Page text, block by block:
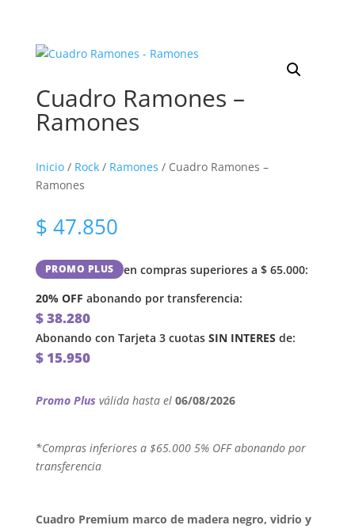
Cuadro Ramones –
Ramones
Inicio/ Rock/ Ramones / Cuadro Ramones –
Ramones
$ 47.850
PROMO PLUS en compras superiores a $65.000:
20% OFF abonando por transferencia:
$38.280
Abonando con Tarjeta 3 cuotas SIN INTERES de:
$15.950
Promo Plus válida hasta el 06/08/2026
´*Compras inferiores a $65.000 5% OFF abonando por
transferencia
Cuadro Premium marco de madera negro, vidrio y